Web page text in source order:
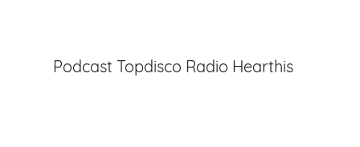
Podcast Topdisco Radio Hearthis